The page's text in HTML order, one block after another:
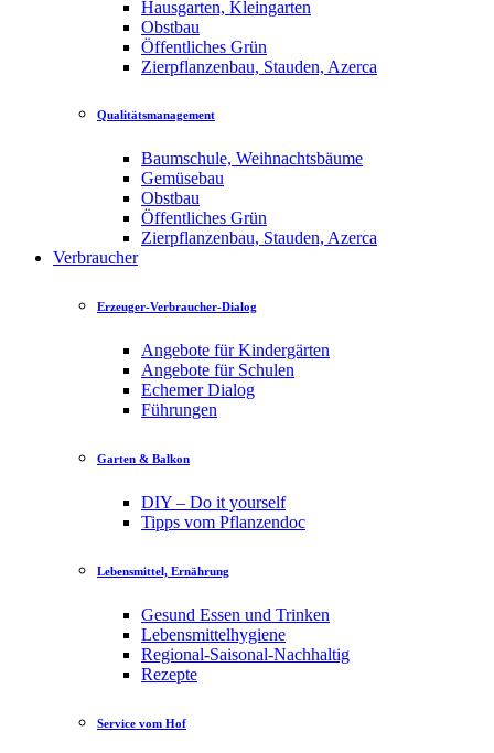
Hausgarten, Kleingarten
Obstbau
Öffentliches Grün
Zierpflanzenbau, Stauden, Azerca
Qualitätsmanagement
Baumschule, Weihnachtsbäume
Gemüsebau
Obstbau
Öffentliches Grün
Zierpflanzenbau, Stauden, Azerca
Verbraucher
Erzeuger-Verbraucher-Dialog
Angebote für Kindergärten
Angebote für Schulen
Echemer Dialog
Führungen
Garten & Balkon
DIY – Do it yourself
Tipps vom Pflanzendoc
Lebensmittel, Ernährung
Gesund Essen und Trinken
Lebensmittelhygiene
Regional-Saisonal-Nachhaltig
Rezepte
Service vom Hof